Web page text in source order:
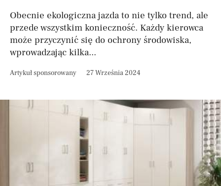
Obecnie ekologiczna jazda to nie tylko trend, ale
przede wszystkim konieczność. Każdy kierowca
może przyczynić się do ochrony środowiska,
wprowadzając kilka...
Artykuł sponsorowany 27 Września 2024